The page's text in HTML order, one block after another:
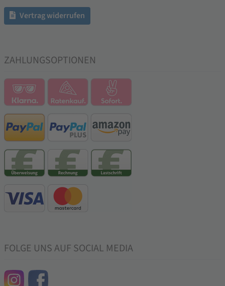
Vertrag widerrufen
ZAHLUNGSOPTIONEN
FOLGE UNS AUF SOCIAL MEDIA